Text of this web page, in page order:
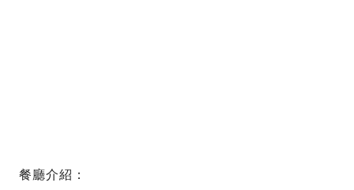
餐廳介紹：